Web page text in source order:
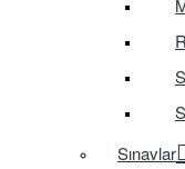
Sınavlar